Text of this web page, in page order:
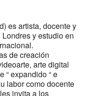
es artista, docente y
y estudio en
de creación
arte digital
“ expandido “ e
labor como docente
invita a los